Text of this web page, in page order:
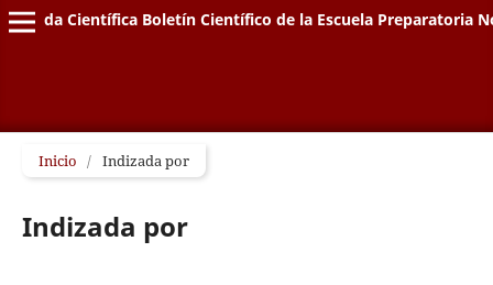
Vida Científica Boletín Científico de la Escuela Preparatoria
Inicio / Indizada por
Indizada por